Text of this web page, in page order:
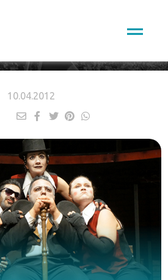
10.04.2012